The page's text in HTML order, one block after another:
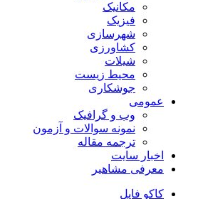
مکانیک
فیزیک
شهرسازی
کشاورزی
شیلات
محیط زیست
جوشکاری
عمومی
وب و گرافیک
نمونه سوالات و آزمون
ترجمه مقاله
اخبار سایت
معرفی مشاهیر
کاکو فایل